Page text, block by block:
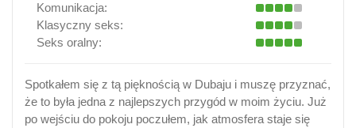
Komunikacja:
Klasyczny seks:
Seks oralny:
Spotkałem się z tą pięknością w Dubaju i muszę przyznać,
że to była jedna z najlepszych przygód w moim życiu. Już
po wejściu do pokoju poczułem, jak atmosfera staje się